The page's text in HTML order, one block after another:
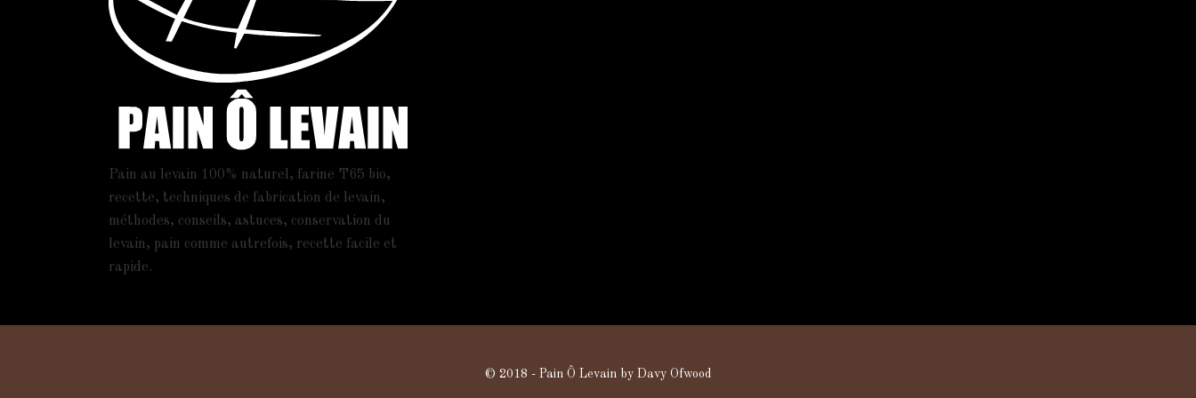
Pain au levain 100% naturel, farine T65 bio,
recette, techniques de fabrication de levain,
méthodes, conseils, astuces, conservation du
levain, pain comme autrefois, recette facile et
rapide.
© 2018 - Pain Ô Levain by Davy Ofwood